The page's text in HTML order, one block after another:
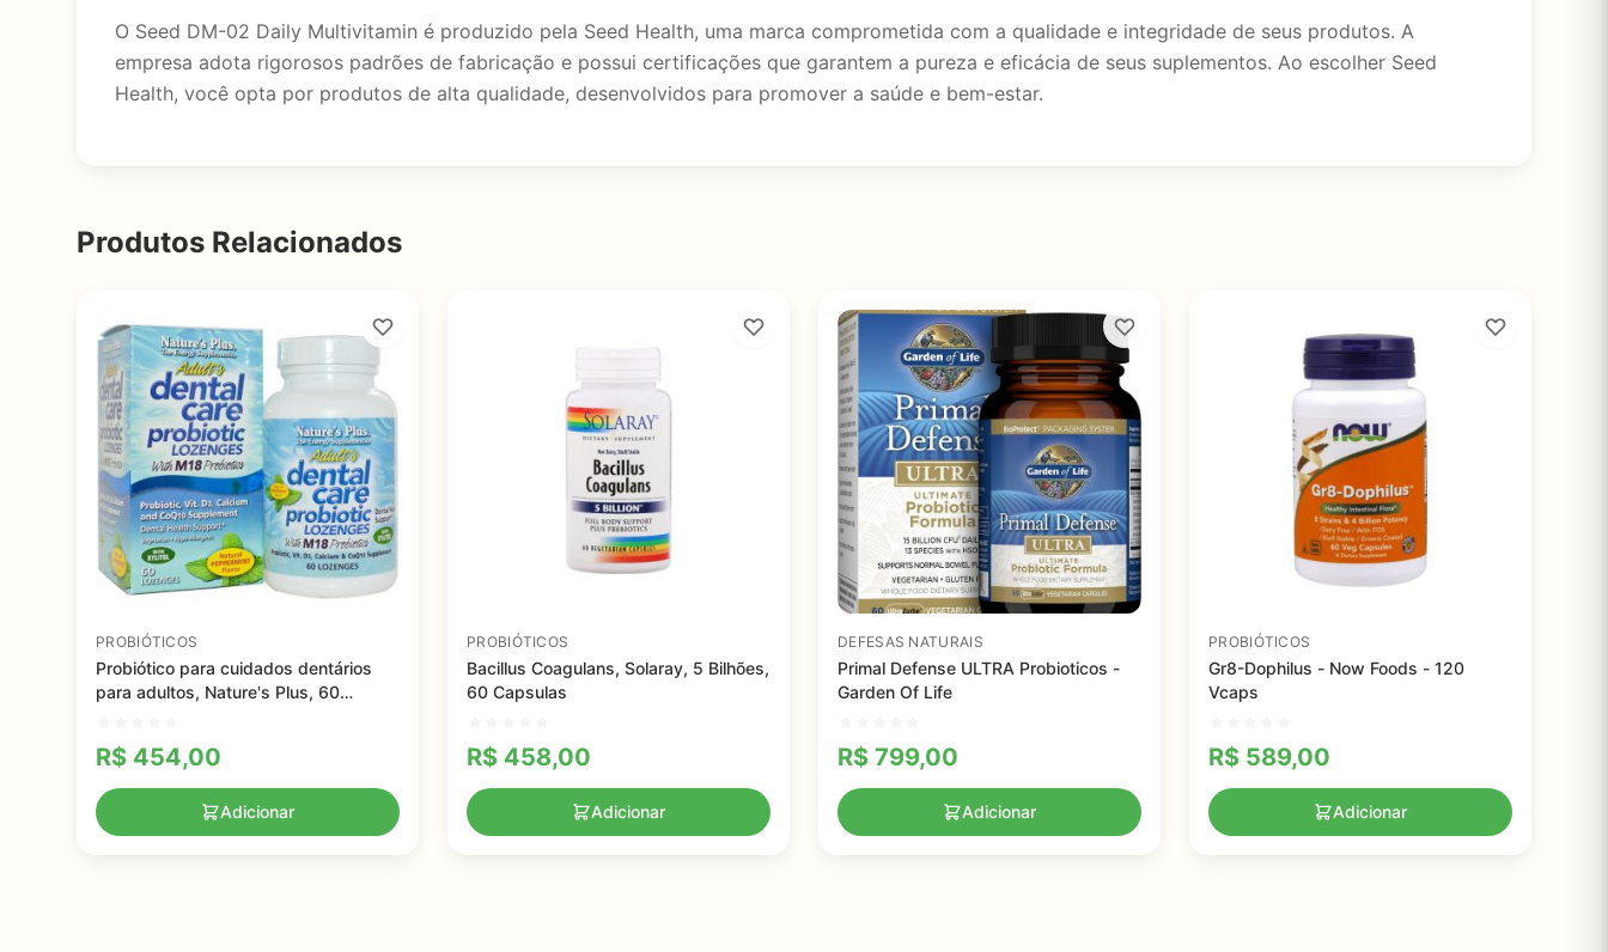
O Seed DM-02 Daily Multivitamin é produzido pela Seed Health, uma marca comprometida com a qualidade e integridade de seus produtos. A
empresa adota rigorosos padrões de fabricação e possui certificações que garantem a pureza e eficácia de seus suplementos. Ao escolher Seed
Health, você opta por produtos de alta qualidade, desenvolvidos para promover a saúde e bem-estar.
Produtos Relacionados
PROBIÓTICOS
Probiótico para cuidados dentários
para adultos, Nature's Plus, 60
R$ 454,00
Adicionar
PROBIÓTICOS
Bacillus Coagulans, Solaray, 5 Bilhões,
60 Capsulas
R$ 458,00
Adicionar
DEFESAS NATURAIS
Primal Defense ULTRA Probioticos -
Garden Of Life
R$ 799,00
Adicionar
PROBIÓTICOS
Gr8-Dophilus - Now Foods - 120
Vcaps
R$ 589,00
Adicionar